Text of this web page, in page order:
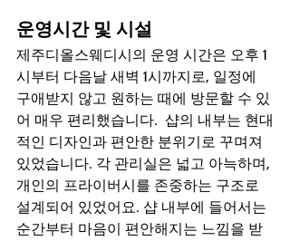
운영시간 및 시설
제주디올스웨디시의 운영 시간은 오후 1
시부터 다음날 새벽 1시까지로, 일정에
구애받지 않고 원하는 때에 방문할 수 있
어 매우 편리했습니다.  샵의 내부는 현대
적인 디자인과 편안한 분위기로 꾸며져
있었습니다. 각 관리실은 넓고 아늑하며,
개인의 프라이버시를 존중하는 구조로
설계되어 있었어요. 샵 내부에 들어서는
순간부터 마음이 편안해지는 느낌을 받